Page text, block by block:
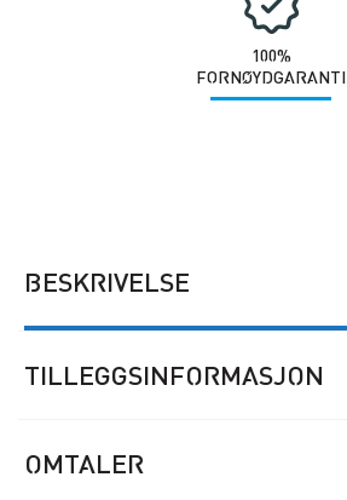
100%
FORNØYDGARANTI
BESKRIVELSE
TILLEGGSINFORMASJON
OMTALER